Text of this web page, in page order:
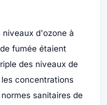
niveaux d'ozone à
fumée étaient
des niveaux de
concentrations
sanitaires de